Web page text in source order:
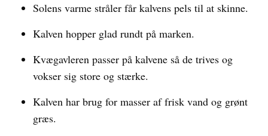
Solens varme stråler får kalvens pels til at skinne.
Kalven hopper glad rundt på marken.
Kvægavleren passer på kalvene så de trives og
vokser sig store og stærke.
Kalven har brug for masser af frisk vand og grønt
græs.